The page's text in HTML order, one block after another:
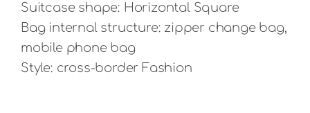
Suitcase shape: Horizontal Square
Bag internal structure: zipper change bag,
mobile phone bag
Style: cross-border Fashion